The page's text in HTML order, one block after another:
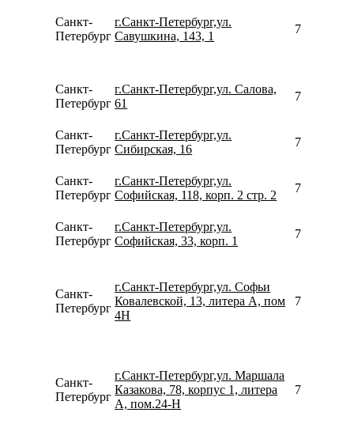
Санкт-
Петербург
г.Санкт-Петербург,ул.
Савушкина, 143, 1
Санкт-
Петербург
г.Санкт-Петербург,ул. Салова,
61
Санкт-
Петербург
г.Санкт-Петербург,ул.
Сибирская, 16
Санкт-
Петербург
г.Санкт-Петербург,ул.
Софийская, 118, корп. 2 стр. 2
Санкт-
Петербург
г.Санкт-Петербург,ул.
Софийская, 33, корп. 1
Санкт-
Петербург
г.Санкт-Петербург,ул. Софьи
Ковалевской, 13, литера А, пом
4­Н
Санкт-
Петербург
г.Санкт-Петербург,ул. Маршала
Казакова, 78, корпус 1, литера
А, пом.24-Н